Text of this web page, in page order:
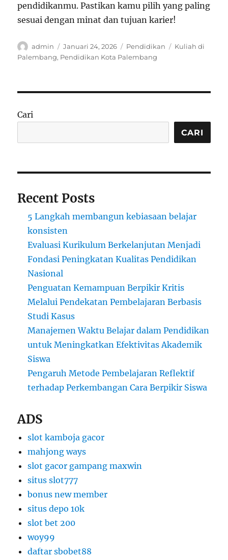
pendidikanmu. Pastikan kamu pilih yang paling
sesuai dengan minat dan tujuan karier!
Author
admin
Posted
on
Januari 24, 2026 Categories
Pendidikan Tags
Kuliah di
Palembang, Pendidikan Kota Palembang
Cari
CARI
Recent Posts
5 Langkah membangun kebiasaan belajar
konsisten
Evaluasi Kurikulum Berkelanjutan Menjadi
Fondasi Peningkatan Kualitas Pendidikan
Nasional
Penguatan Kemampuan Berpikir Kritis
Melalui Pendekatan Pembelajaran Berbasis
Studi Kasus
Manajemen Waktu Belajar dalam Pendidikan
untuk Meningkatkan Efektivitas Akademik
Siswa
Pengaruh Metode Pembelajaran Reflektif
terhadap Perkembangan Cara Berpikir Siswa
ADS
slot kamboja gacor
mahjong ways
slot gacor gampang maxwin
situs slot777
bonus new member
situs depo 10k
slot bet 200
woy99
daftar sbobet88